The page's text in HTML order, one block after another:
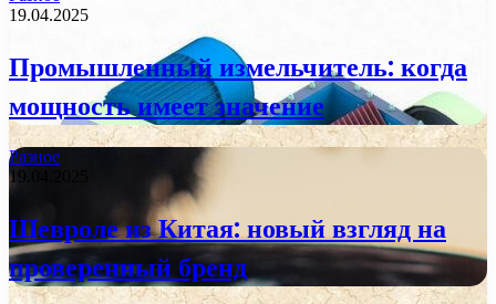
19.04.2025
Промышленный измельчитель: когда
мощность имеет значение
Разное
19.04.2025
Шевроле из Китая: новый взгляд на
проверенный бренд